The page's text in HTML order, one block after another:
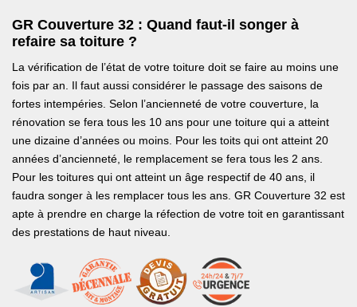
GR Couverture 32 : Quand faut-il songer à
refaire sa toiture ?
La vérification de l’état de votre toiture doit se faire au moins une
fois par an. Il faut aussi considérer le passage des saisons de
fortes intempéries. Selon l’ancienneté de votre couverture, la
rénovation se fera tous les 10 ans pour une toiture qui a atteint
une dizaine d’années ou moins. Pour les toits qui ont atteint 20
années d’ancienneté, le remplacement se fera tous les 2 ans.
Pour les toitures qui ont atteint un âge respectif de 40 ans, il
faudra songer à les remplacer tous les ans. GR Couverture 32 est
apte à prendre en charge la réfection de votre toit en garantissant
des prestations de haut niveau.